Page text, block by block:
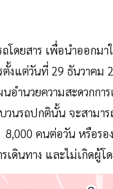
ถโดยสาร เพื่อนำออก
ตั้งแต่วันที่ 29 ธันวาค
อำนวยความสะดวกก
วนรถปกตินั้น จะสามา
คนต่อวัน หรือรอง
เดินทาง และไม่เกิดผู้โ